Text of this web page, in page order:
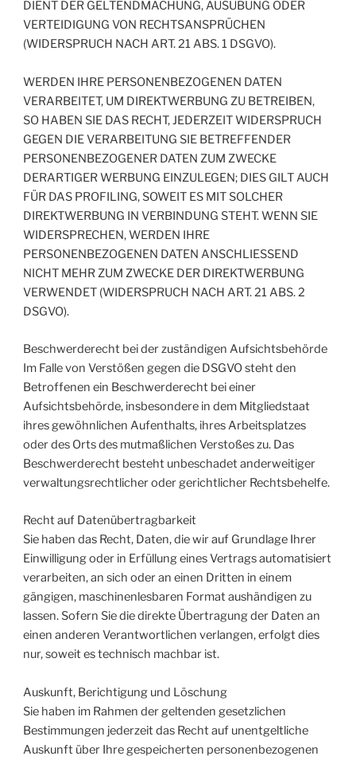
DIENT DER GELTENDMACHUNG, AUSÜBUNG ODER
VERTEIDIGUNG VON RECHTSANSPRÜCHEN
(WIDERSPRUCH NACH ART. 21 ABS. 1 DSGVO).
WERDEN IHRE PERSONENBEZOGENEN DATEN
VERARBEITET, UM DIREKTWERBUNG ZU BETREIBEN,
SO HABEN SIE DAS RECHT, JEDERZEIT WIDERSPRUCH
GEGEN DIE VERARBEITUNG SIE BETREFFENDER
PERSONENBEZOGENER DATEN ZUM ZWECKE
DERARTIGER WERBUNG EINZULEGEN; DIES GILT AUCH
FÜR DAS PROFILING, SOWEIT ES MIT SOLCHER
DIREKTWERBUNG IN VERBINDUNG STEHT. WENN SIE
WIDERSPRECHEN, WERDEN IHRE
PERSONENBEZOGENEN DATEN ANSCHLIESSEND
NICHT MEHR ZUM ZWECKE DER DIREKTWERBUNG
VERWENDET (WIDERSPRUCH NACH ART. 21 ABS. 2
DSGVO).
Beschwerde­recht bei der zuständigen Aufsichts­behörde
Im Falle von Verstößen gegen die DSGVO steht den
Betroffenen ein Beschwerderecht bei einer
Aufsichtsbehörde, insbesondere in dem Mitgliedstaat
ihres gewöhnlichen Aufenthalts, ihres Arbeitsplatzes
oder des Orts des mutmaßlichen Verstoßes zu. Das
Beschwerderecht besteht unbeschadet anderweitiger
verwaltungsrechtlicher oder gerichtlicher Rechtsbehelfe.
Recht auf Daten­übertrag­barkeit
Sie haben das Recht, Daten, die wir auf Grundlage Ihrer
Einwilligung oder in Erfüllung eines Vertrags automatisiert
verarbeiten, an sich oder an einen Dritten in einem
gängigen, maschinenlesbaren Format aushändigen zu
lassen. Sofern Sie die direkte Übertragung der Daten an
einen anderen Verantwortlichen verlangen, erfolgt dies
nur, soweit es technisch machbar ist.
Auskunft, Berichtigung und Löschung
Sie haben im Rahmen der geltenden gesetzlichen
Bestimmungen jederzeit das Recht auf unentgeltliche
Auskunft über Ihre gespeicherten personenbezogenen